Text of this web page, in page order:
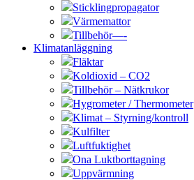
Sticklingpropagator
Värmemattor
Tillbehör—-
Klimatanläggning
Fläktar
Koldioxid – CO2
Tillbehör – Nätkrukor
Hygrometer / Thermometer
Klimat – Styrning/kontroll
Kulfilter
Luftfuktighet
Ona Luktborttagning
Uppvärmning